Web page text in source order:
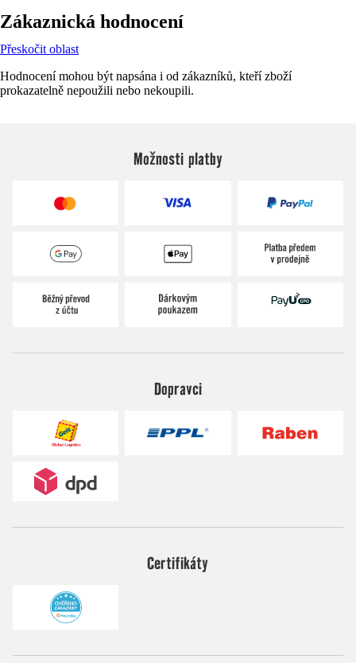
Zákaznická hodnocení
Přeskočit oblast
Hodnocení mohou být napsána i od zákazníků, kteří zboží
prokazatelně nepoužili nebo nekoupili.
Možnosti platby
Dopravci
Certifikáty